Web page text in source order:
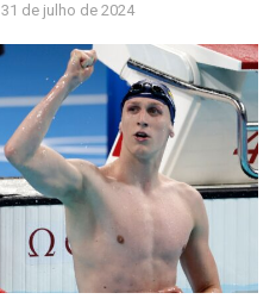
31 de julho de 2024